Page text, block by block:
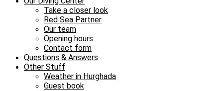
Take a closer look
Red Sea Partner
Our team
Opening hours
Contact form
Questions & Answers
Other Stuff
Weather in Hurghada
Guest book